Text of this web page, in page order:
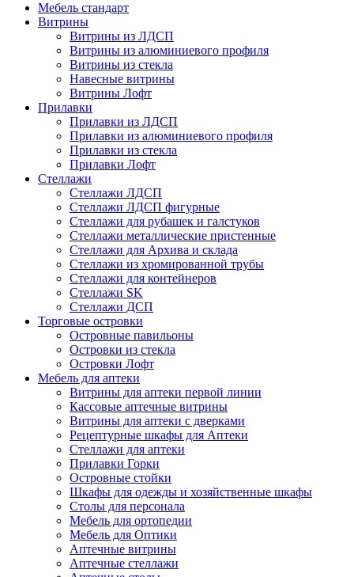
Мебель стандарт
Витрины
Витрины из ЛДСП
Витрины из алюминиевого профиля
Витрины из стекла
Навесные витрины
Витрины Лофт
Прилавки
Прилавки из ЛДСП
Прилавки из алюминиевого профиля
Прилавки из стекла
Прилавки Лофт
Стеллажи
Стеллажи ЛДСП
Стеллажи ЛДСП фигурные
Стеллажи для рубашек и галстуков
Стеллажи металлические пристенные
Стеллажи для Архива и склада
Стеллажи из хромированной трубы
Стеллажи для контейнеров
Стеллажи SK
Стеллажи ДСП
Торговые островки
Островные павильоны
Островки из стекла
Островки Лофт
Мебель для аптеки
Витрины для аптеки первой линии
Кассовые аптечные витрины
Витрины для аптеки с дверками
Рецептурные шкафы для Аптеки
Стеллажи для аптеки
Прилавки Горки
Островные стойки
Шкафы для одежды и хозяйственные шкафы
Столы для персонала
Мебель для ортопедии
Мебель для Оптики
Аптечные витрины
Аптечные стеллажи